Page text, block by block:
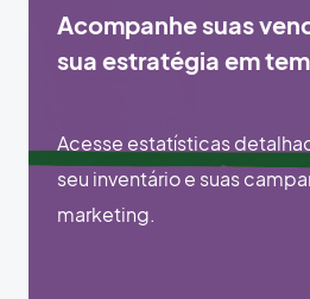
Acompanhe suas
sua estratégia em
Acesse estatísticas
seu inventário e suas
marketing.